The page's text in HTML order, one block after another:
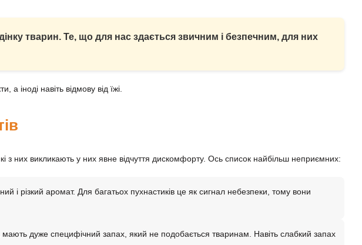
тварин. Те, що для нас здається звичним і безпечним, для них
іноді навіть відмову від їжі.
з них викликають у них явне відчуття дискомфорту. Ось список найбільш неприємних:
і різкий аромат. Для багатьох пухнастиків це як сигнал небезпеки, тому вони
дуже специфічний запах, який не подобається тваринам. Навіть слабкий запах